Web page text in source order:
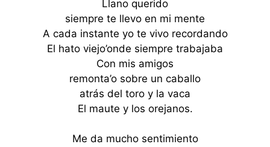
Llano querido
siempre te llevo en mi mente
A cada instante yo te vivo recordando
El hato viejo’onde siempre trabajaba
Con mis amigos
remonta’o sobre un caballo
atrás del toro y la vaca
El maute y los orejanos.
Me da mucho sentimiento